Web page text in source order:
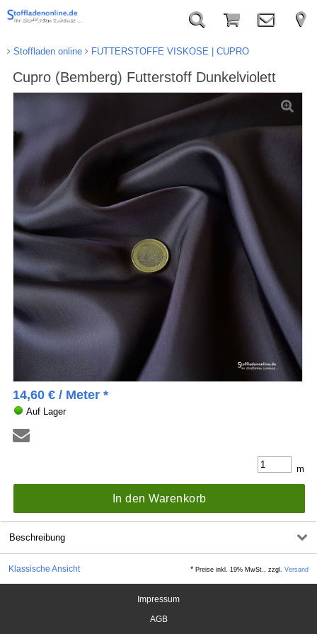
Stoffladen online FUTTERSTOFFE VISKOSE | CUPRO
Cupro (Bemberg) Futterstoff Dunkelviolett
14,60 €/ Meter *
Auf Lager
m
In den Warenkorb
Beschreibung
Klassische Ansicht *Preise inkl. 19% MwSt., zzgl.Versand
Impressum
AGB